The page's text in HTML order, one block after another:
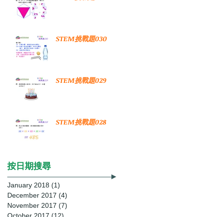
STEM挑戰題030
STEM挑戰題029
STEM挑戰題028
按日期搜尋
January 2018 (1)
December 2017 (4)
November 2017 (7)